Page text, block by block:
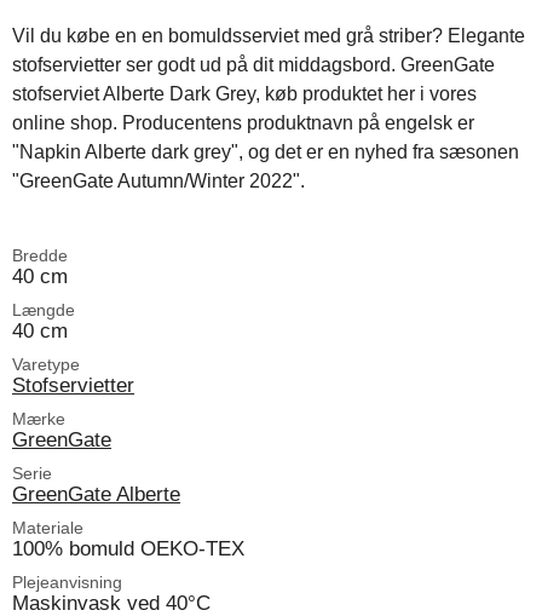
Vil du købe en en bomuldsserviet med grå striber? Elegante
stofservietter ser godt ud på dit middagsbord. GreenGate
stofserviet Alberte Dark Grey, køb produktet her i vores
online shop. Producentens produktnavn på engelsk er
"Napkin Alberte dark grey", og det er en nyhed fra sæsonen
"GreenGate Autumn/Winter 2022".
Bredde
40 cm
Længde
40 cm
Varetype
Stofservietter
Mærke
GreenGate
Serie
GreenGate Alberte
Materiale
100% bomuld OEKO-TEX
Plejeanvisning
Maskinvask ved 40°C